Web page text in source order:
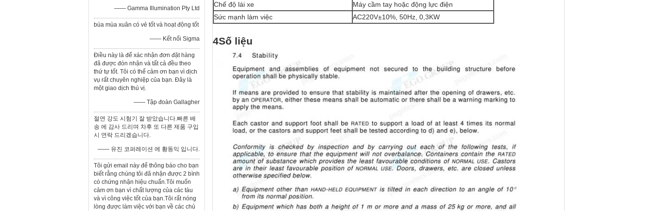
—— Gamma Illumination Pty Ltd
búa mùa xuân có vẻ tốt và hoạt động tốt
—— Kết nối Sigma
Điều này là để xác nhận đơn đặt hàng
đã được đón nhận và tất cả đều theo
thứ tự tốt. Tôi có thể cảm ơn bạn vì dịch
vụ rất chuyên nghiệp của bạn. Đây là
một giao dịch thú vị.
—— Tập đoàn Gallagher
절연 강도 시험기 잘 받았습니다.빠른 배
송 에 감사 드리며 차후 또 다른 제품 구입
시 연락 드리겠습니다.
—— 유진 코퍼레이션 에 황동익 입니다.
Tôi gửi email này để thông báo cho bạn
biết rằng chúng tôi đã nhận được 2 bình
có chứng nhận hiệu chuẩn.Tôi muốn
cảm ơn bạn vì chất lượng của các tàu
và vì công việc tốt của bạn.Tôi rất nóng
lòng được làm việc với bạn về các chủ
Chế độ lái xe
Máy cầm tay hoặc động lực điện
Sức mạnh làm việc
AC220V±10%, 50Hz, 0,3KW
4Số liệu